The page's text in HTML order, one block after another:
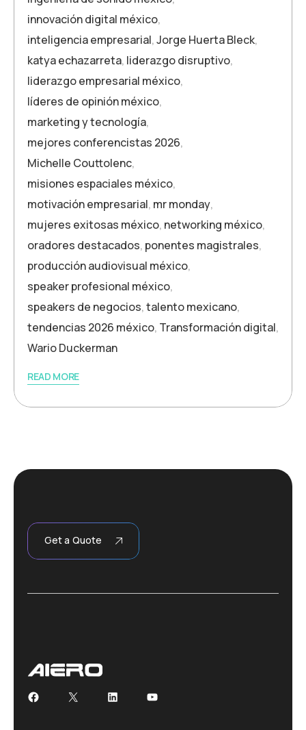
innovación digital méxico,
inteligencia empresarial,Jorge Huerta Bleck,
katya echazarreta, liderazgo disruptivo,
liderazgo empresarial méxico,
líderes de opinión méxico,
marketing y tecnología,
mejores conferencistas 2026,
Michelle Couttolenc,
misiones espaciales méxico,
motivación empresarial, mr monday,
mujeres exitosas méxico, networking méxico,
oradores destacados, ponentes magistrales,
producción audiovisual méxico,
speaker profesional méxico,
speakers de negocios,talento mexicano,
tendencias 2026 méxico, Transformación digital,
Wario Duckerman
READ MORE
Get a Quote
Facebook
X LinkedInYouTube